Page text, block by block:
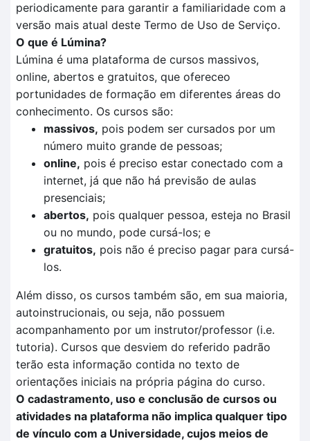
periodicamente para garantir a familiaridade com a
versão mais atual deste Termo de Uso de Serviço.
O que é Lúmina?
Lúmina é uma plataforma de cursos massivos,
online, abertos e gratuitos, que ofereceo
portunidades de formação em diferentes áreas do
conhecimento. Os cursos são:
massivos, pois podem ser cursados por um
número muito grande de pessoas;
online, pois é preciso estar conectado com a
internet, já que não há previsão de aulas
presenciais;
abertos, pois qualquer pessoa, esteja no Brasil
ou no mundo, pode cursá-los; e
gratuitos, pois não é preciso pagar para cursá-
los.
Além disso, os cursos também são, em sua maioria,
autoinstrucionais, ou seja, não possuem
acompanhamento por um instrutor/professor (i.e.
tutoria). Cursos que desviem do referido padrão
terão esta informação contida no texto de
orientações iniciais na própria página do curso.
O cadastramento, uso e conclusão de cursos ou
atividades na plataforma não implica qualquer tipo
de vínculo com a Universidade, cujos meios de